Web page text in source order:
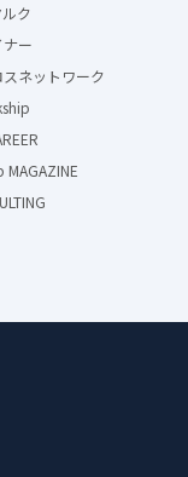
ク
ー
ネットワーク